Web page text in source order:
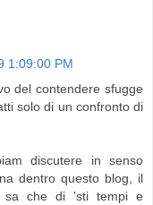
1:09:00 PM
del contendere sfugge
solo di un confronto di
discutere in senso
dentro questo blog, il
sa che di 'sti tempi e